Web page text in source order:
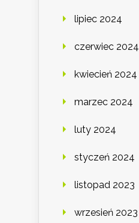
lipiec 2024
czerwiec 2024
kwiecień 2024
marzec 2024
luty 2024
styczeń 2024
listopad 2023
wrzesień 2023